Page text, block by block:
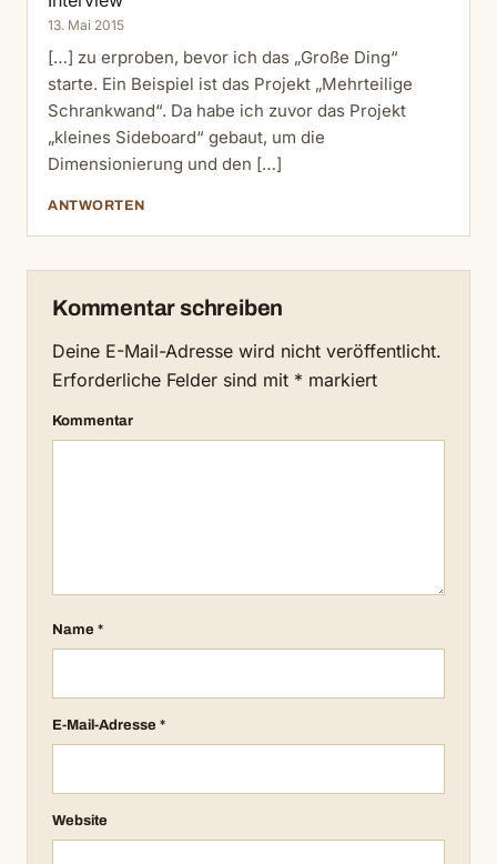
13. Mai 2015
[…] zu erproben, bevor ich das „Große Ding“
starte. Ein Beispiel ist das Projekt „Mehrteilige
Schrankwand“. Da habe ich zuvor das Projekt
„kleines Sideboard“ gebaut, um die
Dimensionierung und den […]
ANTWORTEN
Kommentar schreiben
Deine E-Mail-Adresse wird nicht veröffentlicht.
Erforderliche Felder sind mit * markiert
Kommentar
Name *
E-Mail-Adresse *
Website